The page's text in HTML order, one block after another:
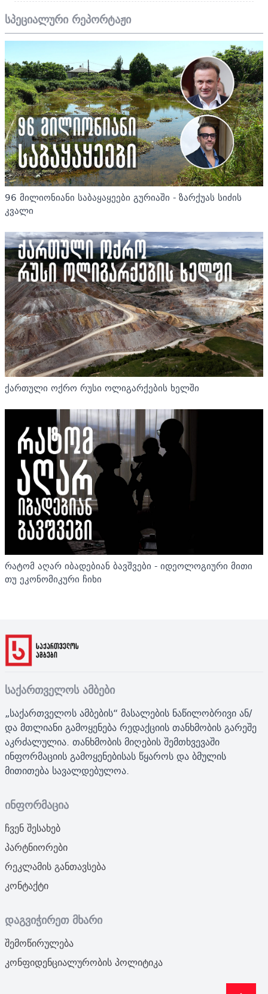
სპეციალური რეპორტაჟი
96 მილიონიანი საბაყაყეები გურიაში - ზარქუას სიძის
კვალი
ქართული ოქრო რუსი ოლიგარქების ხელში
რატომ აღარ იბადებიან ბავშვები - იდეოლოგიური მითი
თუ ეკონომიკური ჩიხი
საქართველოს ამბები
„საქართველოს ამბების“ მასალების ნაწილობრივი ან/
და მთლიანი გამოყენება რედაქციის თანხმობის გარეშე
აკრძალულია. თანხმობის მიღების შემთხვევაში
ინფორმაციის გამოყენებისას წყაროს და ბმულის
მითითება სავალდებულოა.
ინფორმაცია
ჩვენ შესახებ
პარტნიორები
რეკლამის განთავსება
კონტაქტი
დაგვიჭირეთ მხარი
შემოწირულება
კონფიდენციალურობის პოლიტიკა